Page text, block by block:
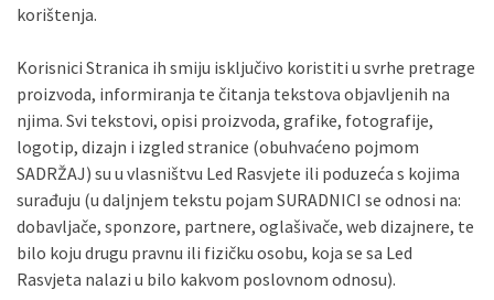
korištenja.
Korisnici Stranica ih smiju isključivo koristiti u svrhe pretrage
proizvoda, informiranja te čitanja tekstova objavljenih na
njima. Svi tekstovi, opisi proizvoda, grafike, fotografije,
logotip, dizajn i izgled stranice (obuhvaćeno pojmom
SADRŽAJ) su u vlasništvu Led Rasvjete ili poduzeća s kojima
surađuju (u daljnjem tekstu pojam SURADNICI se odnosi na:
dobavljače, sponzore, partnere, oglašivače, web dizajnere, te
bilo koju drugu pravnu ili fizičku osobu, koja se sa Led
Rasvjeta nalazi u bilo kakvom poslovnom odnosu).